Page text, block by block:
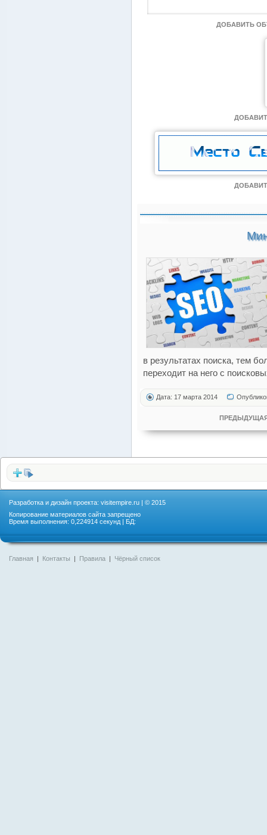
ДОБАВИТЬ
в результатах поиска, тем
переходит на него с
Дата: 17 марта 2014
Разработка и дизайн проекта: visitempire.ru | © 2015
Копирование материалов сайта запрещено
Время выполнения: 0,224914 секунд | БД:
Главная | Контакты | Правила | Чёрный список